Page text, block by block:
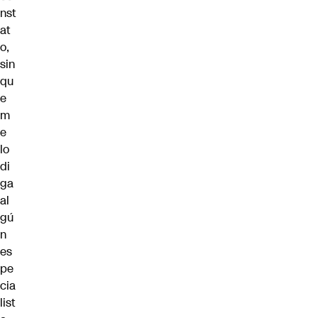
nst
at
o,
sin
qu
e
m
e
lo
di
ga
al
gú
n
es
pe
cia
list